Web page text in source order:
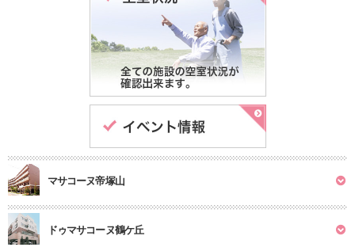
マサコーヌ帝塚山
ドゥマサコーヌ鶴ケ丘